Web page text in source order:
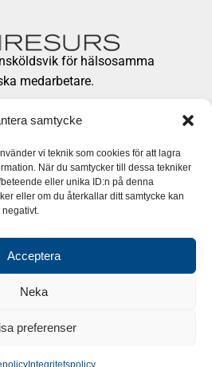
samtycke
vi teknik som cookies för att lagra
När du samtycker till dessa tekniker
eller unika ID:n på denna
eller om du återkallar ditt samtycke kan
negativt.
Acceptera
Neka
preferenser
Integritetspolicy
för hälsosamma
medarbetare.
på: